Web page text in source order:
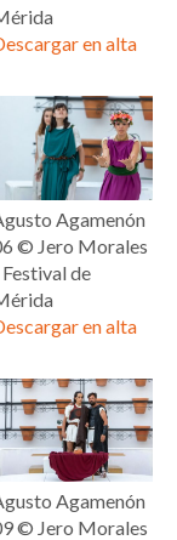
en alta
Agamenón
© Jero Morales
de
en alta
Agamenón
© Jero Morales